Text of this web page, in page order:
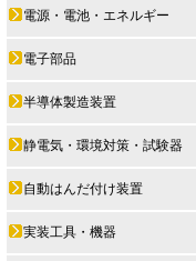
電源・電池・エネルギー
電子部品
半導体製造装置
静電気・環境対策・試験器
自動はんだ付け装置
実装工具・機器